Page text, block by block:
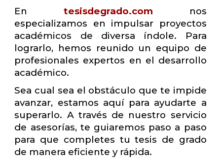
En tesisdegrado.com nos
especializamos en impulsar proyectos
académicos de diversa índole. Para
lograrlo, hemos reunido un equipo de
profesionales expertos en el desarrollo
académico.
Sea cual sea el obstáculo que te impide
avanzar, estamos aquí para ayudarte a
superarlo. A través de nuestro servicio
de asesorías, te guiaremos paso a paso
para que completes tu tesis de grado
de manera eficiente y rápida.